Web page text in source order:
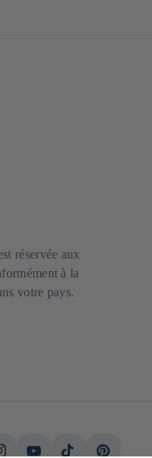
réservée aux
à la
votre pays.